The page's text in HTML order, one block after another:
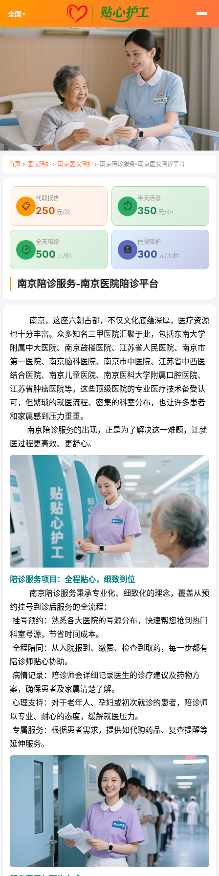
全国 ▼
首页 > 医院陪护 > 南京医院陪护 > 南京陪诊服务-南京医院陪诊平台
📋
代取报告
250 元/次
⏱
半天陪诊
350 元/4h
🕑
全天陪诊
500 元/8h
🏥
住院陪护
300 元/天起
南京陪诊服务-南京医院陪诊平台
南京，这座六朝古都，不仅文化底蕴深厚，医疗资源
也十分丰富。众多知名三甲医院汇聚于此，包括东南大学
附属中大医院、南京鼓楼医院、江苏省人民医院、南京市
第一医院、南京脑科医院、南京市中医院、江苏省中西医
结合医院、南京儿童医院、南京医科大学附属口腔医院、
江苏省肿瘤医院等。这些顶级医院的专业医疗技术备受认
可，但繁琐的就医流程、密集的科室分布，也让许多患者
和家属感到压力重重。
南京陪诊服务的出现，正是为了解决这一难题，让就
医过程更高效、更舒心。
陪诊服务项目：全程贴心，细致到位
南京陪诊服务秉承专业化、细致化的理念，覆盖从预
约挂号到诊后服务的全流程：
挂号预约：熟悉各大医院的号源分布，快速帮您抢到热门
科室号源，节省时间成本。
全程陪同：从入院报到、缴费、检查到取药，每一步都有
陪诊师贴心协助。
病情记录：陪诊师会详细记录医生的诊疗建议及药物方
案，确保患者及家属清楚了解。
心理支持：对于老年人、孕妇或初次就诊的患者，陪诊师
以专业、耐心的态度，缓解就医压力。
专属服务：根据患者需求，提供如代购药品、复查提醒等
延伸服务。